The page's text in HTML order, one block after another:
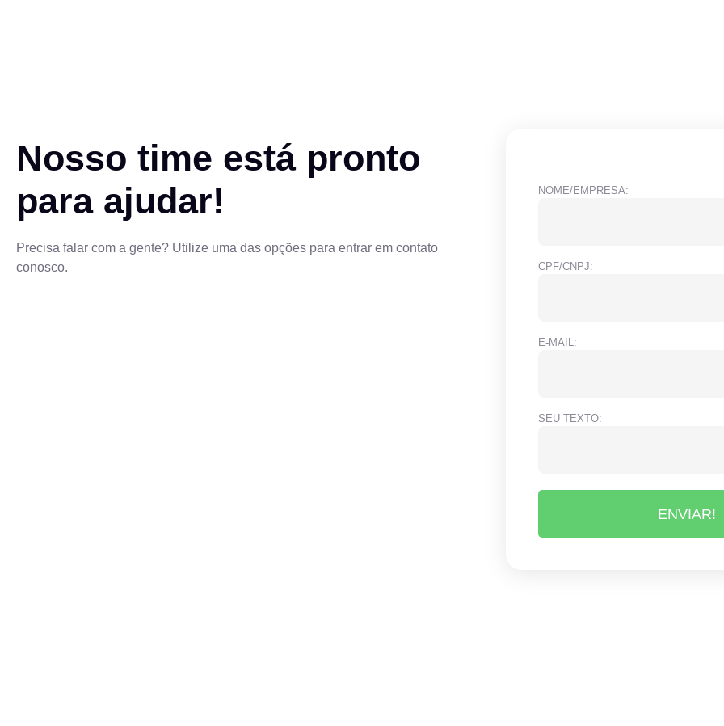
Nosso time está pronto
para ajudar!
Precisa falar com a gente? Utilize uma das opções para entrar em contato
conosco.
NOME/EMPRESA:
CPF/CNPJ:
E-MAIL:
SEU TEXTO:
ENVIAR!